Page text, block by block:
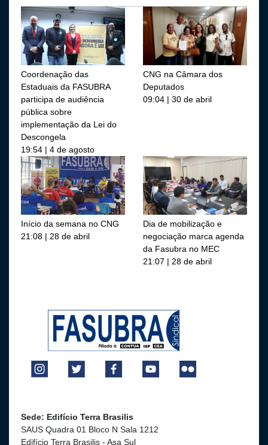
Coordenação das
Estaduais da FASUBRA
participa de audiência
pública sobre
implementação da Lei do
Descongela
19:54 | 4 de agosto
CNG na Câmara dos
Deputados
09:04 | 30 de abril
Início da semana no CNG
21:08 | 28 de abril
Dia de mobilização e
negociação marca agenda
da Fasubra no MEC
21:07 | 28 de abril
Sede: Edifício Terra Brasilis
SAUS Quadra 01 Bloco N Sala 1212
Edifício Terra Brasilis - Asa Sul